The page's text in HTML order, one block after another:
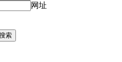
网址
索